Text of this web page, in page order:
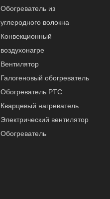
Обогреватель из
углеродного волокна
Конвекционный
воздухонагре
Вентилятор
Галогеновый обогреватель
Обогреватель PTC
Кварцевый нагреватель
Электрический вентилятор
Обогреватель